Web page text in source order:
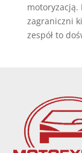
motoryzacją.
zagraniczni
zespół to